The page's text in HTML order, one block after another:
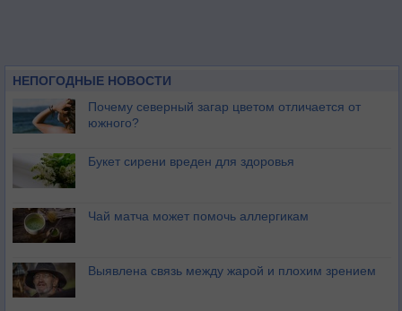
НЕПОГОДНЫЕ НОВОСТИ
Почему северный загар цветом отличается от
южного?
Букет сирени вреден для здоровья
Чай матча может помочь аллергикам
Выявлена связь между жарой и плохим зрением